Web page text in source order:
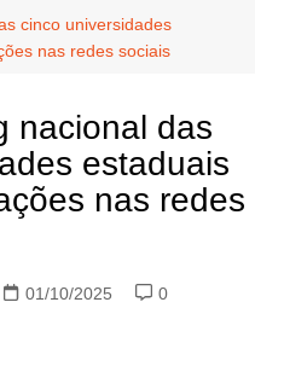
cinco universidades
nas redes sociais
nacional das
estaduais
nas redes
01/10/2025
0